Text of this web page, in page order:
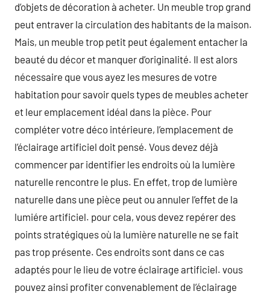
d’objets de décoration à acheter. Un meuble trop grand
peut entraver la circulation des habitants de la maison.
Mais, un meuble trop petit peut également entacher la
beauté du décor et manquer d’originalité. Il est alors
nécessaire que vous ayez les mesures de votre
habitation pour savoir quels types de meubles acheter
et leur emplacement idéal dans la pièce. Pour
compléter votre déco intérieure, l’emplacement de
l’éclairage artificiel doit pensé. Vous devez déjà
commencer par identifier les endroits où la lumière
naturelle rencontre le plus. En effet, trop de lumière
naturelle dans une pièce peut ou annuler l’effet de la
lumiére artificiel. pour cela, vous devez repérer des
points stratégiques où la lumière naturelle ne se fait
pas trop présente. Ces endroits sont dans ce cas
adaptés pour le lieu de votre éclairage artificiel. vous
pouvez ainsi profiter convenablement de l’éclairage